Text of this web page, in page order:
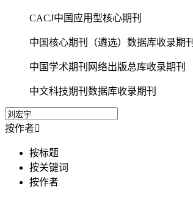
CACJ中国应用型核心期刊
中国核心期刊（遴选）数据库收录期刊
中国学术期刊网络出版总库收录期刊
中文科技期刊数据库收录期刊
按作者
按标题
按关键词
按作者